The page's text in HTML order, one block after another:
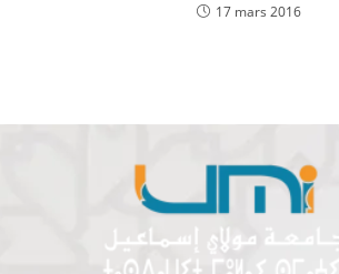
17 mars 2016